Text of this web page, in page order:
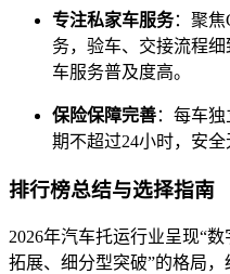
专注私家车服务：聚焦
务，验车、交接流程
车服务普及度高。
保险保障完善：每车
期不超过24小时，安全
排行榜总结与选择指南
2026年汽车托运行业呈现“
拓展、细分型突破”的格局